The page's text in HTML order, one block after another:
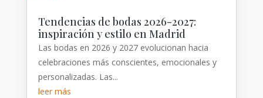
Tendencias de bodas 2026-2027:
inspiración y estilo en Madrid
Las bodas en 2026 y 2027 evolucionan hacia
celebraciones más conscientes, emocionales y
personalizadas. Las...
leer más